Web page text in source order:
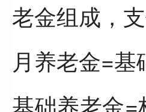
老金组成，支
月养老金=
基础养老金